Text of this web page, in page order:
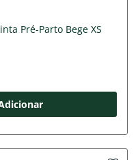
Pré-Parto Bege XS